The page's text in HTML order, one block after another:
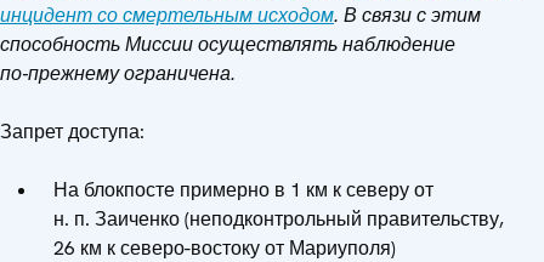
инцидент со смертельным исходом. В связи с этим
способность Миссии осуществлять наблюдение
по‑прежнему ограничена.
Запрет доступа:
На блокпосте примерно в 1 км к северу от
н. п. Заиченко (неподконтрольный правительству,
26 км к северо-востоку от Мариуполя)